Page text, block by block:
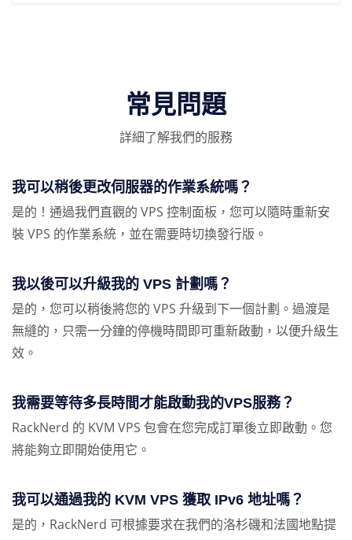
常見問題
詳細了解我們的服務
我可以稍後更改伺服器的作業系統嗎？
是的！通過我們直觀的 VPS 控制面板，您可以隨時重新安
裝 VPS 的作業系統，並在需要時切換發行版。
我以後可以升級我的 VPS 計劃嗎？
是的，您可以稍後將您的 VPS 升級到下一個計劃。過渡是
無縫的，只需一分鐘的停機時間即可重新啟動，以便升級生
效。
我需要等待多長時間才能啟動我的VPS服務？
RackNerd 的 KVM VPS 包會在您完成訂單後立即啟動。您
將能夠立即開始使用它。
我可以通過我的 KVM VPS 獲取 IPv6 地址嗎？
是的，RackNerd 可根據要求在我們的洛杉磯和法國地點提